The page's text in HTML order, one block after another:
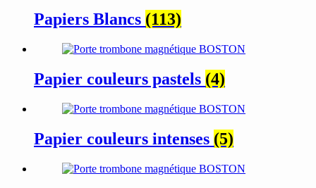
Papiers Blancs (113)
Papier couleurs pastels (4)
Papier couleurs intenses (5)